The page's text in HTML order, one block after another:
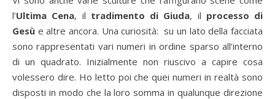
l’Ultima Cena, il tradimento di Giuda, il processo di
Gesù e altre ancora. Una curiosità: su un lato della facciata
sono rappresentati vari numeri in ordine sparso all’interno
di un quadrato. Inizialmente non riuscivo a capire cosa
volessero dire. Ho letto poi che quei numeri in realtà sono
disposti in modo che la loro somma in qualunque direzione